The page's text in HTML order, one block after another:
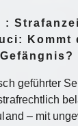
:
Kommt
geführter
– mit